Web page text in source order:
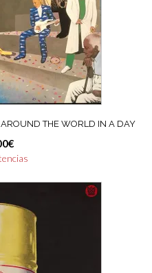
THE WORLD IN A DAY
€